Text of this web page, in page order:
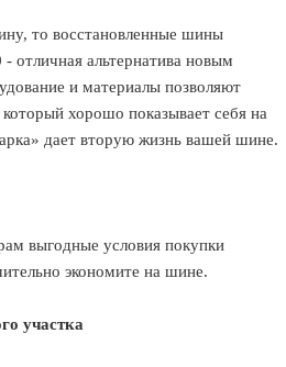
то восстановленные шины
отличная альтернатива новым
и материалы позволяют
хорошо показывает себя на
дает вторую жизнь вашей шине.
выгодные условия покупки
экономите на шине.
участка